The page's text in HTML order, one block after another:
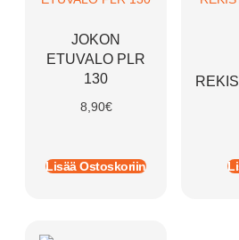
JOKON
ETUVALO PLR
130
8,90€
Lisää Ostoskoriin